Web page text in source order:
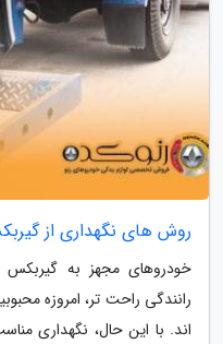
روش های نگهداری از
خودروهای مجهز به گیربکس
رانندگی راحت تر، امروزه
اند. با این حال، نگهداری